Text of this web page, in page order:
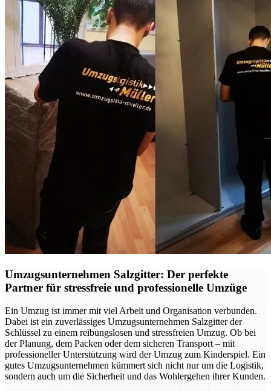
Umzugsunternehmen Salzgitter: Der perfekte
Partner für stressfreie und professionelle Umzüge
Ein Umzug ist immer mit viel Arbeit und Organisation verbunden.
Dabei ist ein zuverlässiges Umzugsunternehmen Salzgitter der
Schlüssel zu einem reibungslosen und stressfreien Umzug. Ob bei
der Planung, dem Packen oder dem sicheren Transport – mit
professioneller Unterstützung wird der Umzug zum Kinderspiel. Ein
gutes Umzugsunternehmen kümmert sich nicht nur um die Logistik,
sondern auch um die Sicherheit und das Wohlergehen ihrer Kunden.